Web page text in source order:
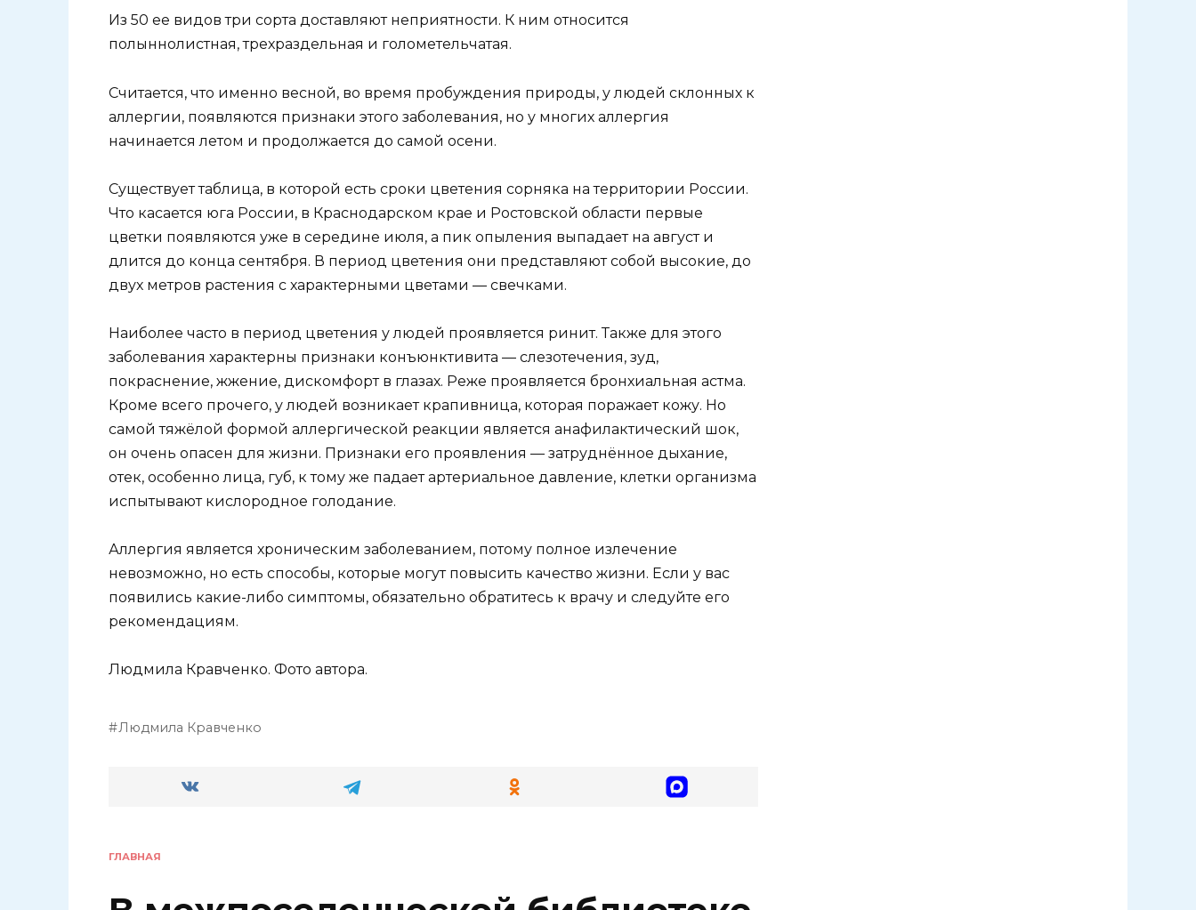
Из 50 ее видов три сорта доставляют неприятности. К ним относится
полыннолистная, трехраздельная и голометельчатая.
Считается, что именно весной, во время пробуждения природы, у людей склонных к
аллергии, появляются признаки этого заболевания, но у многих аллергия
начинается летом и продолжается до самой осени.
Существует таблица, в которой есть сроки цветения сорняка на территории России.
Что касается юга России, в Краснодарском крае и Ростовской области первые
цветки появляются уже в середине июля, а пик опыления выпадает на август и
длится до конца сентября. В период цветения они представляют собой высокие, до
двух метров растения с характерными цветами — свечками.
Наиболее часто в период цветения у людей проявляется ринит. Также для этого
заболевания характерны признаки конъюнктивита — слезотечения, зуд,
покраснение, жжение, дискомфорт в глазах. Реже проявляется бронхиальная астма.
Кроме всего прочего, у людей возникает крапивница, которая поражает кожу. Но
самой тяжёлой формой аллергической реакции является анафилактический шок,
он очень опасен для жизни. Признаки его проявления — затруднённое дыхание,
отек, особенно лица, губ, к тому же падает артериальное давление, клетки организма
испытывают кислородное голодание.
Аллергия является хроническим заболеванием, потому полное излечение
невозможно, но есть способы, которые могут повысить качество жизни. Если у вас
появились какие-либо симптомы, обязательно обратитесь к врачу и следуйте его
рекомендациям.
Людмила Кравченко. Фото автора.
Людмила Кравченко
ГЛАВНАЯ